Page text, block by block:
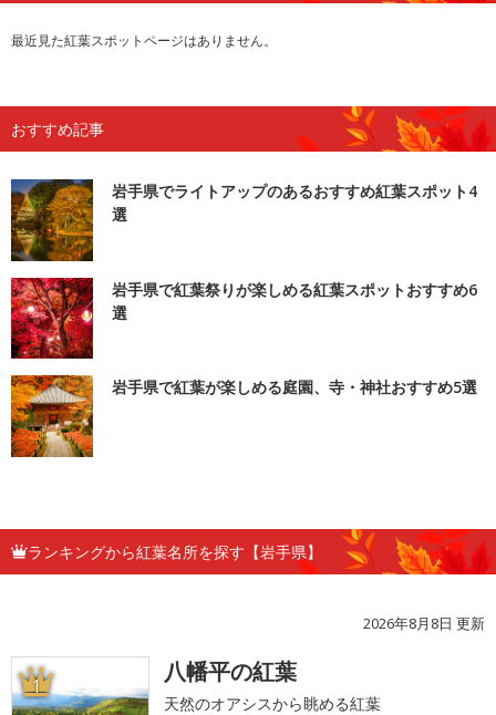
最近見た紅葉スポットページはありません。
おすすめ記事
岩手県でライトアップのあるおすすめ紅葉スポット4
選
岩手県で紅葉祭りが楽しめる紅葉スポットおすすめ6
選
岩手県で紅葉が楽しめる庭園、寺・神社おすすめ5選
ランキングから紅葉名所を探す【岩手県】
2026年8月8日 更新
1 八幡平の紅葉
天然のオアシスから眺める紅葉